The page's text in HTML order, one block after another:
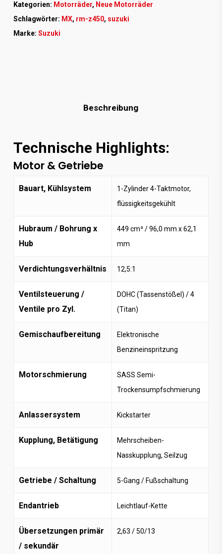
Kategorien: Motorräder, Neue Motorräder
Schlagwörter: MX, rm-z450, suzuki
Marke: Suzuki
Beschreibung
Technische Highlights:
Motor & Getriebe
Bauart, Kühlsystem
1-Zylinder 4-Taktmotor,
flüssigkeitsgekühlt
Hubraum / Bohrung x
Hub
449 cm³ / 96,0 mm x 62,1
mm
Verdichtungsverhältnis 12,5:1
Ventilsteuerung /
Ventile pro Zyl.
DOHC (Tassenstößel) / 4
(Titan)
Gemischaufbereitung
Elektronische
Benzineinspritzung
Motorschmierung
SASS Semi-
Trockensumpfschmierung
Anlassersystem Kickstarter
Kupplung, Betätigung
Mehrscheiben-
Nasskupplung, Seilzug
Getriebe / Schaltung 5-Gang / Fußschaltung
Endantrieb Leichtlauf-Kette
Übersetzungen primär
/ sekundär
2,63 / 50/13